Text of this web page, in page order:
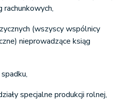
rachunkowych,
(wszyscy wspólnicy
nieprowadzące ksiąg
specjalne produkcji rolnej,